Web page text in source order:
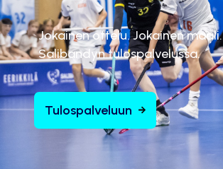
Jokainen ottelu. Jokainen maali.
Salibandyn tulospalvelussa.
Tulospalveluun